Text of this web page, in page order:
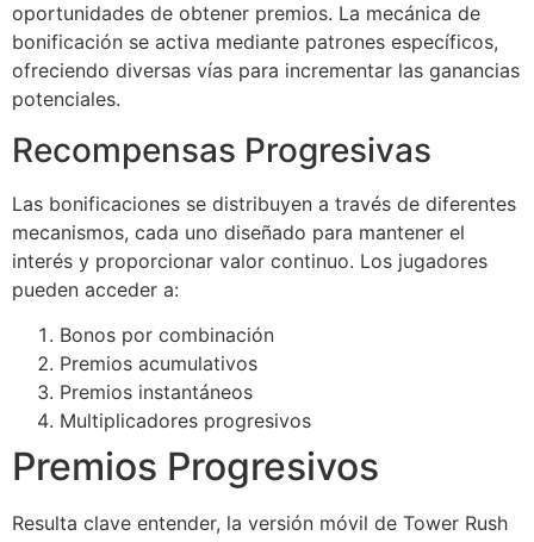
oportunidades de obtener premios. La mecánica de
bonificación se activa mediante patrones específicos,
ofreciendo diversas vías para incrementar las ganancias
potenciales.
Recompensas Progresivas
Las bonificaciones se distribuyen a través de diferentes
mecanismos, cada uno diseñado para mantener el
interés y proporcionar valor continuo. Los jugadores
pueden acceder a:
Bonos por combinación
Premios acumulativos
Premios instantáneos
Multiplicadores progresivos
Premios Progresivos
Resulta clave entender, la versión móvil de Tower Rush